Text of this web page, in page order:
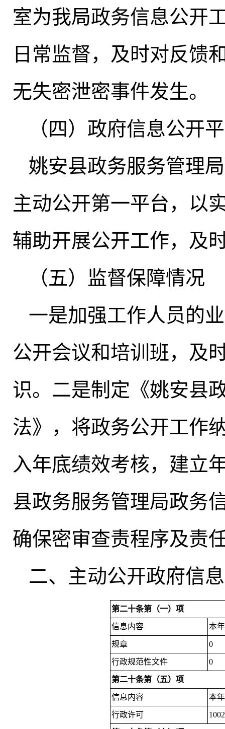
室为我局政务信息公开
日常监督，及时对反馈
无失密泄密事件发生。
（四）政府信息公开
姚安县政务服务管理
主动公开第一平台 ， 以
辅助开展公开工作，及
（五）监督保障情况
一是加强工作人员的
公开会议和培训班，及
识。 二是制定《姚安县
法》，将政务公开工作
入年底绩效考核，建立
县政务服务管理局政务
确保密审查责程序及责
二、主动公开政府信
第二十条第（一）项
信息内容 本
规章 0
行政规范性文件 0
第二十条第（五）项
信息内容 本
行政许可